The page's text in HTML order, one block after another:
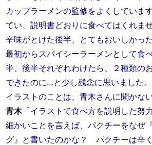
カップラーメンの監修をよくしていま
てい、説明書どおりに食べてはくれませ
辛味がとけた後半、とてもおいしかっ
最初からスパイシーラーメンとして食
半、後半それぞれわけたら、２種類の
できたのに…と少し残念に思いました。
イラストのことは、青木さんに聞かな
青木「イラストで食べ方を説明した努
細かいことを言えば、パクチーをなぜ
グ』と書いたのかな？ パクチーは辛